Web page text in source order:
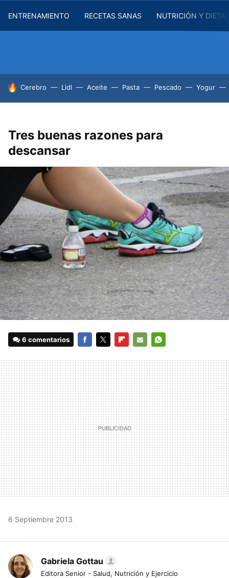
ENTRENAMIENTO RECETAS SANAS NUTRICIÓN Y
HOY SE HABLA DE
Cerebro Lidl Aceite Pasta Pescado Yogur
Tres buenas razones para
descansar
6 comentarios
MAIL
6 Septiembre 2013
Gabriela Gottau
Editora Senior - Salud, Nutrición y Ejercicio